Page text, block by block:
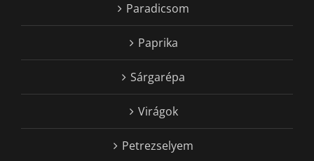
Paradicsom
Paprika
Sárgarépa
Virágok
Petrezselyem